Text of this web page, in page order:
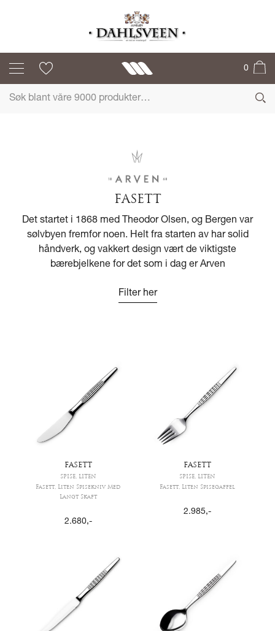
0
FASETT
Det startet i 1868 med Theodor Olsen, og Bergen var
sølvbyen fremfor noen. Helt fra starten av har solid
håndverk, og vakkert design vært de viktigste
bærebjelkene for det som i dag er Arven
Filter her
FASETT
SPISE, LITEN
Fasett, Liten Spisekniv Med
Langt Skaft
2.680,-
FASETT
SPISE, LITEN
Fasett, Liten Spisegaffel
2.985,-